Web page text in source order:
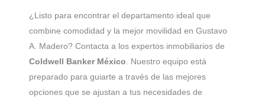
¿Listo para encontrar el departamento ideal que
combine comodidad y la mejor movilidad en Gustavo
A. Madero? Contacta a los expertos inmobiliarios de
Coldwell Banker México. Nuestro equipo está
preparado para guiarte a través de las mejores
opciones que se ajustan a tus necesidades de